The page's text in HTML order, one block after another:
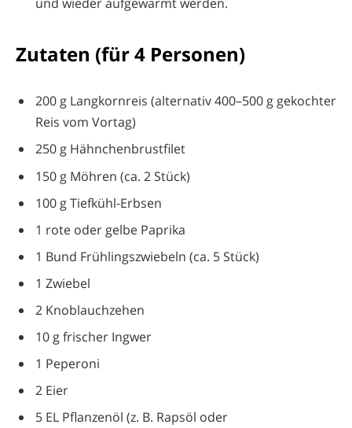
Zutaten (für 4 Personen)
200 g Langkornreis (alternativ 400–500 g gekochter
Reis vom Vortag)
250 g Hähnchenbrustfilet
150 g Möhren (ca. 2 Stück)
100 g Tiefkühl-Erbsen
1 rote oder gelbe Paprika
1 Bund Frühlingszwiebeln (ca. 5 Stück)
1 Zwiebel
2 Knoblauchzehen
10 g frischer Ingwer
1 Peperoni
2 Eier
5 EL Pflanzenöl (z. B. Rapsöl oder